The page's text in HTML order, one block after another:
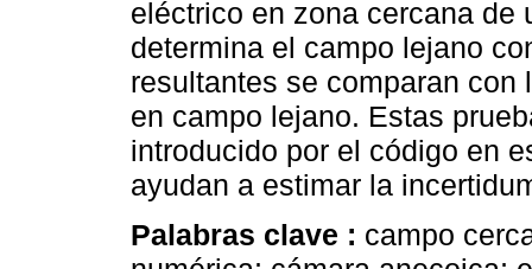
eléctrico en zona cercana de
determina el campo lejano
resultantes se comparan
en campo lejano. Estas
introducido por el código en
ayudan a estimar la
Palabras clave : campo